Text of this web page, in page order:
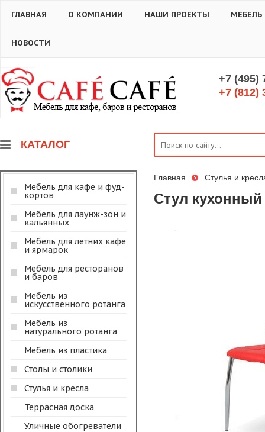
ГЛАВНАЯ О КОМПАНИИ НАШИ ПРОЕКТЫ
НОВОСТИ
+7 (495)
+7 (812)
КАТАЛОГ
Мебель для кафе и фуд-
кортов
Мебель для лаунж-зон и
кальянных
Мебель для летних кафе
и ярмарок
Мебель для ресторанов
и баров
Мебель из
искусственного ротанга
Мебель из
натурального ротанга
Мебель из пластика
Столы и столики
Стулья и кресла
Террасная доска
Уличные обогреватели
Главная Стулья и
Стул кухонный